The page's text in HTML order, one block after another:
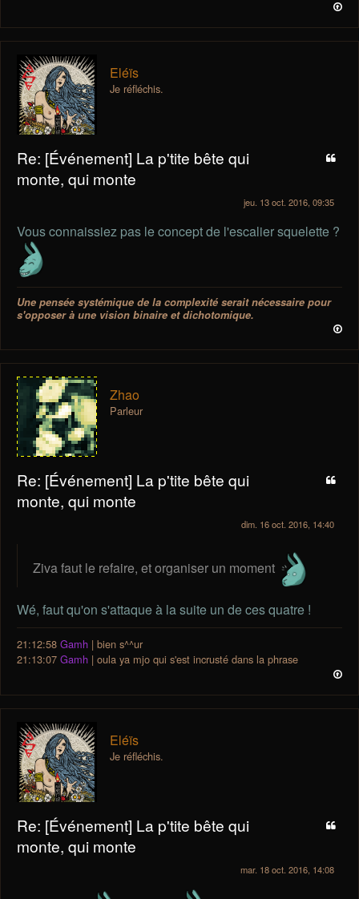
Eléïs
Je réfléchis.
Re: [Événement] La p'tite bête qui
monte, qui monte
jeu. 13 oct. 2016, 09:35
Vous connaissiez pas le concept de l'escalier squelette ?
Une pensée systémique de la complexité serait nécessaire pour
s'opposer à une vision binaire et dichotomique.
Zhao
Parleur
Re: [Événement] La p'tite bête qui
monte, qui monte
dim. 16 oct. 2016, 14:40
Ziva faut le refaire, et organiser un moment
Wé, faut qu'on s'attaque à la suite un de ces quatre !
21:12:58 Gamh | bien s^^ur
21:13:07 Gamh | oula ya mjo qui s'est incrusté dans la phrase
Eléïs
Je réfléchis.
Re: [Événement] La p'tite bête qui
monte, qui monte
mar. 18 oct. 2016, 14:08